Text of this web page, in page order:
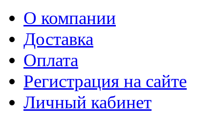
О компании
Доставка
Оплата
Регистрация на сайте
Личный кабинет